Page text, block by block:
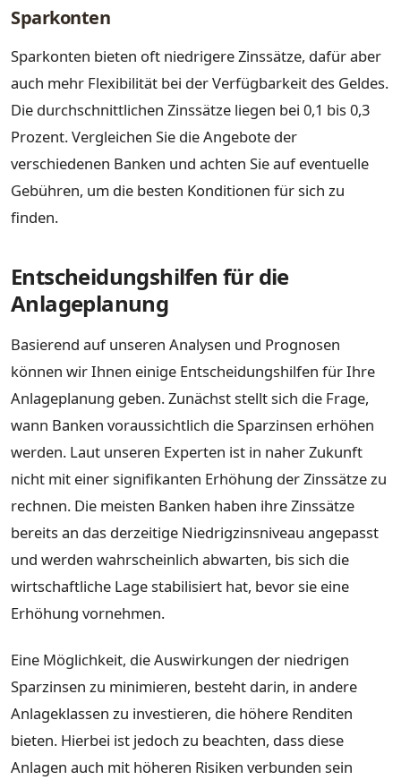
Sparkonten
Sparkonten bieten oft niedrigere Zinssätze, dafür aber
auch mehr Flexibilität bei der Verfügbarkeit des Geldes.
Die durchschnittlichen Zinssätze liegen bei 0,1 bis 0,3
Prozent. Vergleichen Sie die Angebote der
verschiedenen Banken und achten Sie auf eventuelle
Gebühren, um die besten Konditionen für sich zu
finden.
Entscheidungshilfen für die
Anlageplanung
Basierend auf unseren Analysen und Prognosen
können wir Ihnen einige Entscheidungshilfen für Ihre
Anlageplanung geben. Zunächst stellt sich die Frage,
wann Banken voraussichtlich die Sparzinsen erhöhen
werden. Laut unseren Experten ist in naher Zukunft
nicht mit einer signifikanten Erhöhung der Zinssätze zu
rechnen. Die meisten Banken haben ihre Zinssätze
bereits an das derzeitige Niedrigzinsniveau angepasst
und werden wahrscheinlich abwarten, bis sich die
wirtschaftliche Lage stabilisiert hat, bevor sie eine
Erhöhung vornehmen.
Eine Möglichkeit, die Auswirkungen der niedrigen
Sparzinsen zu minimieren, besteht darin, in andere
Anlageklassen zu investieren, die höhere Renditen
bieten. Hierbei ist jedoch zu beachten, dass diese
Anlagen auch mit höheren Risiken verbunden sein